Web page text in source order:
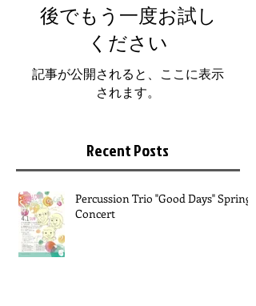
Recent Posts
後でもう一度お試し
ください
記事が公開されると、ここに表示
されます。
Percussion Trio "Good Days" Spring
Concert